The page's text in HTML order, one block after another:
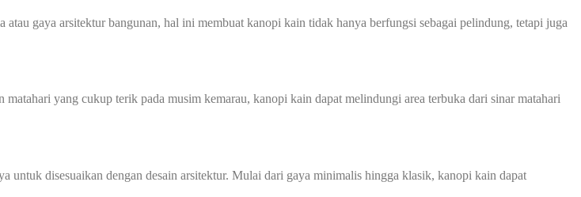
gaya arsitektur bangunan, hal ini membuat kanopi kain tidak hanya berfungsi sebagai pelindung, tetapi juga
yang cukup terik pada musim kemarau, kanopi kain dapat melindungi area terbuka dari sinar matahari
disesuaikan dengan desain arsitektur. Mulai dari gaya minimalis hingga klasik, kanopi kain dapat